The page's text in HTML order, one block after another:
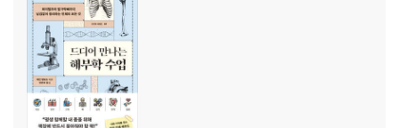
주요 골격근│움직여! 움직여!
신경과 근육의 연결│내가 신호하면 움직이는 거야
근육 수축│우리가 힘을 쓰는 법
근육의 질병과 장애│근육통만 문제가 아니다
6장 신경계: 몸과 뇌를 연결하는 초고속 통신망